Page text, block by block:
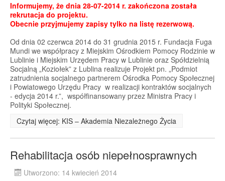
Informujemy, że dnia 28-07-2014 r. zakończona została
rekrutacja do projektu.
Obecnie przyjmujemy zapisy tylko na listę rezerwową.
Od dnia 02 czerwca 2014 do 31 grudnia 2015 r. Fundacja Fuga
Mundi we współpracy z Miejskim Ośrodkiem Pomocy Rodzinie w
Lublinie i Miejskim Urzędem Pracy w Lublinie oraz Spółdzielnią
Socjalną „Koziołek” z Lublina realizuje Projekt pn. „Podmiot
zatrudnienia socjalnego partnerem Ośrodka Pomocy Społecznej
i Powiatowego Urzędu Pracy w realizacji kontraktów socjalnych
- edycja 2014 r.”, współfinansowany przez Ministra Pracy i
Polityki Społecznej.
Czytaj więcej: KIS – Akademia Niezależnego Życia
Rehabilitacja osób niepełnosprawnych
Utworzono: 14 kwiecień 2014